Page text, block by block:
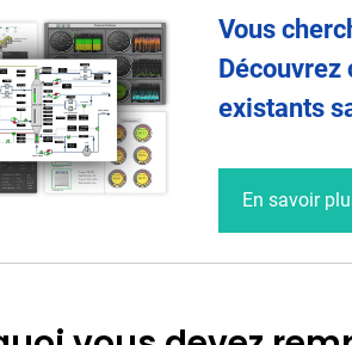
Vous
existants
En savoir